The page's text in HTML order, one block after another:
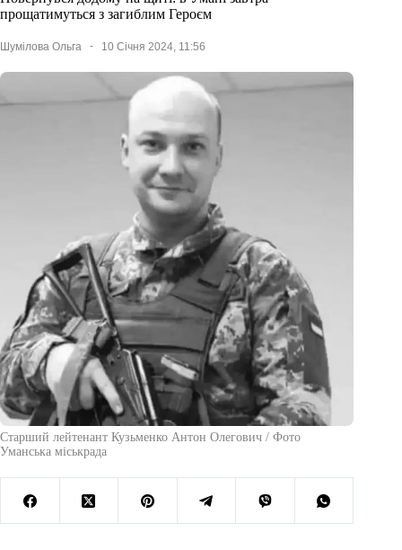
прощатимуться з загиблим Героєм
Шумілова Ольга 10 Січня 2024, 11:56
Старший лейтенант Кузьменко Антон Олегович / Фото
Уманська міськрада